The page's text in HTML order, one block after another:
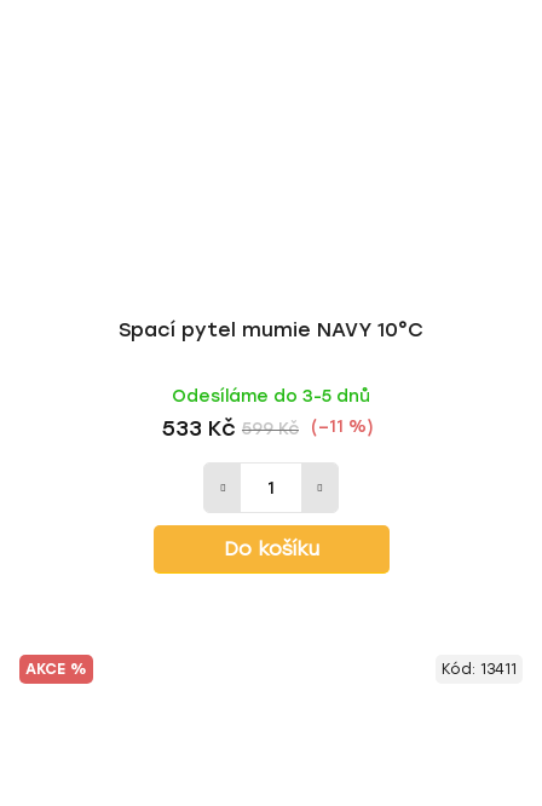
Spací pytel mumie NAVY 10°C
Odesíláme do 3-5 dnů
533 Kč 599 Kč (–11 %)
Do košíku
AKCE % Kód: 13411